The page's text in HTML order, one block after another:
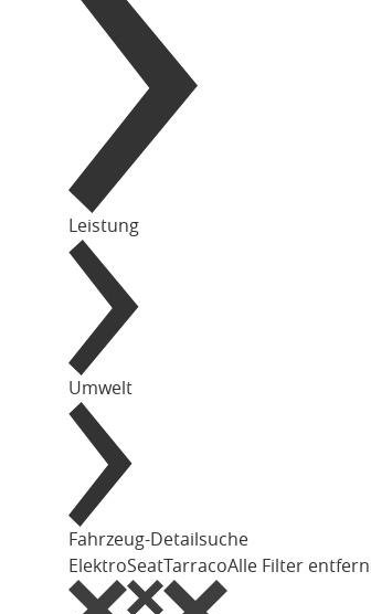
Leistung
Umwelt
Fahrzeug-Detailsuche
ElektroSeatTarracoAlle Filter